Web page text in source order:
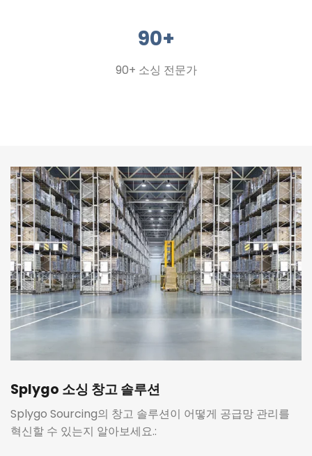
90+
90+ 소싱 전문가
Splygo 소싱 창고 솔루션
Splygo Sourcing의 창고 솔루션이 어떻게 공급망 관리를
혁신할 수 있는지 알아보세요.: